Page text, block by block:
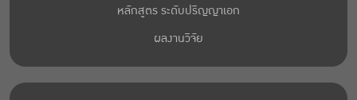
หลักสูตร ระดับปริญญาเอก
ผลงานวิจัย